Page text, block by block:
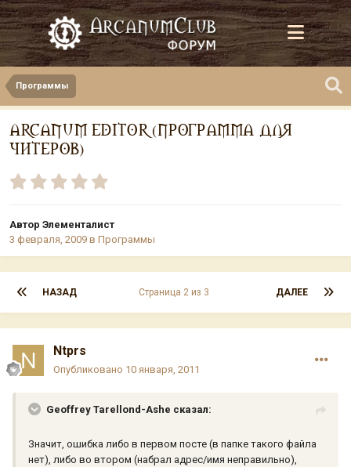
Программы
ARCANUM EDITOR (ПРОГРАММА ДЛЯ
ЧИТЕРОВ)
Автор Элементалист
3 февраля, 2009 в Программы
НАЗАД ДАЛЕЕ
Страница 2 из 3
Ntprs
Опубликовано 10 января, 2011
Geoffrey Tarellond-Ashe сказал:
Значит, ошибка либо в первом посте (в папке такого файла
нет), либо во втором (набрал адрес/имя неправильно),